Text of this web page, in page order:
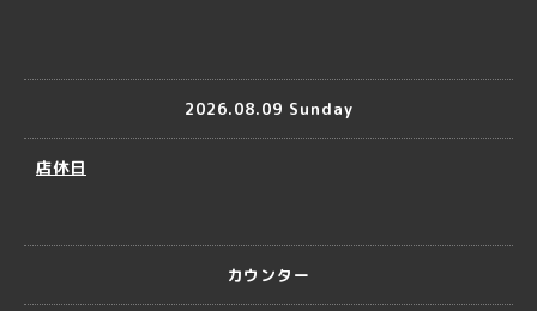
2026.08.09 Sunday
店休日
カウンター